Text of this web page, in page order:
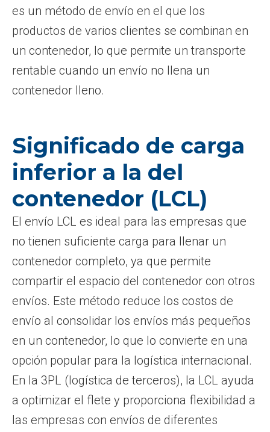
es un método de envío en el que los
productos de varios clientes se combinan en
un contenedor, lo que permite un transporte
rentable cuando un envío no llena un
contenedor lleno.
Significado de carga
inferior a la del
contenedor (LCL)
El envío LCL es ideal para las empresas que
no tienen suficiente carga para llenar un
contenedor completo, ya que permite
compartir el espacio del contenedor con otros
envíos. Este método reduce los costos de
envío al consolidar los envíos más pequeños
en un contenedor, lo que lo convierte en una
opción popular para la logística internacional.
En la 3PL (logística de terceros), la LCL ayuda
a optimizar el flete y proporciona flexibilidad a
las empresas con envíos de diferentes